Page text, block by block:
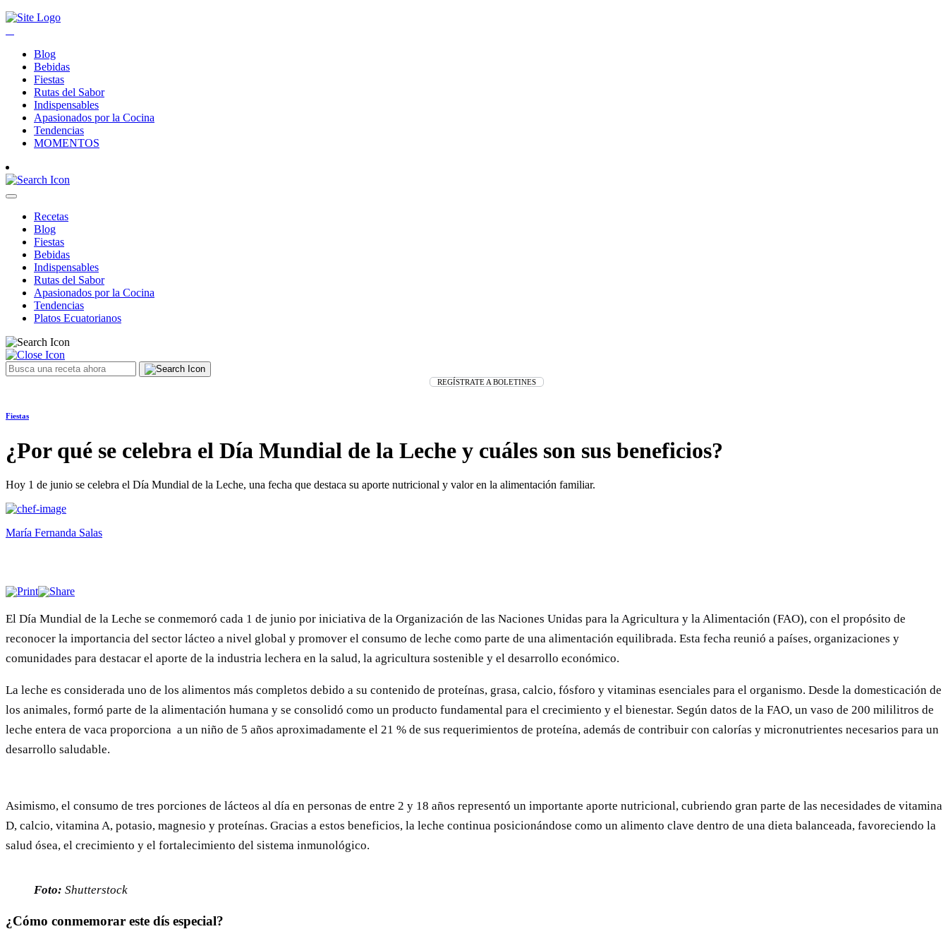
Blog
Bebidas
Fiestas
Rutas del Sabor
Indispensables
Apasionados por la Cocina
Tendencias
MOMENTOS
Recetas
Blog
Fiestas
Bebidas
Indispensables
Rutas del Sabor
Apasionados por la Cocina
Tendencias
Platos Ecuatorianos
REGÍSTRATE A BOLETINES
Fiestas
¿Por qué se celebra el Día Mundial de la Leche y cuáles son sus beneficios?
Hoy 1 de junio se celebra el Día Mundial de la Leche, una fecha que destaca su aporte nutricional y valor en la alimentación familiar.
María Fernanda Salas
El Día Mundial de la Leche se conmemoró cada 1 de junio por iniciativa de la Organización de las Naciones Unidas para la Agricultura y la Alimentación (FAO), con el propósito de
reconocer la importancia del sector lácteo a nivel global y promover el consumo de leche como parte de una alimentación equilibrada. Esta fecha reunió a países, organizaciones y
comunidades para destacar el aporte de la industria lechera en la salud, la agricultura sostenible y el desarrollo económico.
La leche es considerada uno de los alimentos más completos debido a su contenido de proteínas, grasa, calcio, fósforo y vitaminas esenciales para el organismo. Desde la domesticación de
los animales, formó parte de la alimentación humana y se consolidó como un producto fundamental para el crecimiento y el bienestar. Según datos de la FAO, un vaso de 200 mililitros de
leche entera de vaca proporciona a un niño de 5 años aproximadamente el 21 % de sus requerimientos de proteína, además de contribuir con calorías y micronutrientes necesarios para un
desarrollo saludable.
Asimismo, el consumo de tres porciones de lácteos al día en personas de entre 2 y 18 años representó un importante aporte nutricional, cubriendo gran parte de las necesidades de vitamina
D, calcio, vitamina A, potasio, magnesio y proteínas. Gracias a estos beneficios, la leche continua posicionándose como un alimento clave dentro de una dieta balanceada, favoreciendo la
salud ósea, el crecimiento y el fortalecimiento del sistema inmunológico.
Foto: Shutterstock
¿Cómo conmemorar este dís especial?